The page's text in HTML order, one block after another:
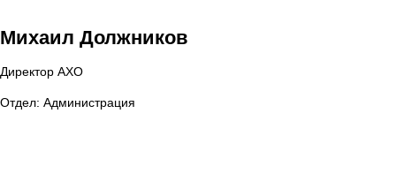
Михаил Должников
Директор АХО
Отдел: Администрация